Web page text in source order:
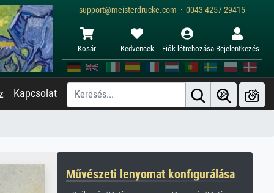
support@meisterdrucke.com · 0043 4257 29415
Kosár Kedvencek Fiók létrehozása Bejelentkezés
Kapcsolat
Művészeti lenyomat konfigurálása